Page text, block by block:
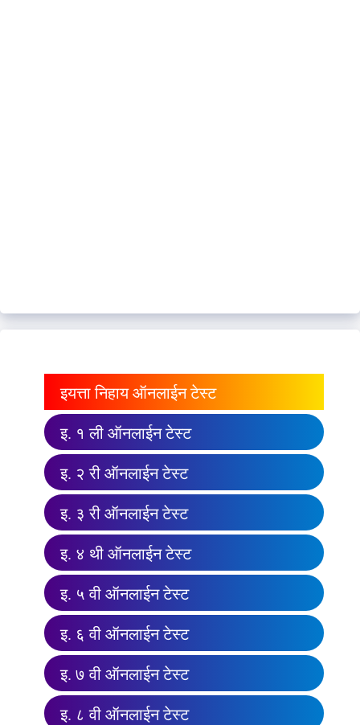
इयत्ता निहाय ऑनलाईन टेस्ट
इ. १ ली ऑनलाईन टेस्ट
इ. २ री ऑनलाईन टेस्ट
इ. ३ री ऑनलाईन टेस्ट
इ. ४ थी ऑनलाईन टेस्ट
इ. ५ वी ऑनलाईन टेस्ट
इ. ६ वी ऑनलाईन टेस्ट
इ. ७ वी ऑनलाईन टेस्ट
इ. ८ वी ऑनलाईन टेस्ट